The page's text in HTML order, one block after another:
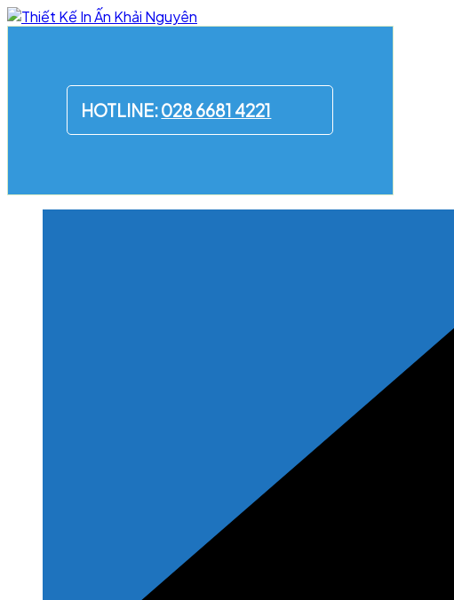
Skip
HOTLINE:028 6681 4221